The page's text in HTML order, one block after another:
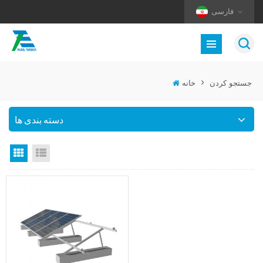
فارسی
خانه > جستجو کردن
دسته بندی ها
نمای گرید